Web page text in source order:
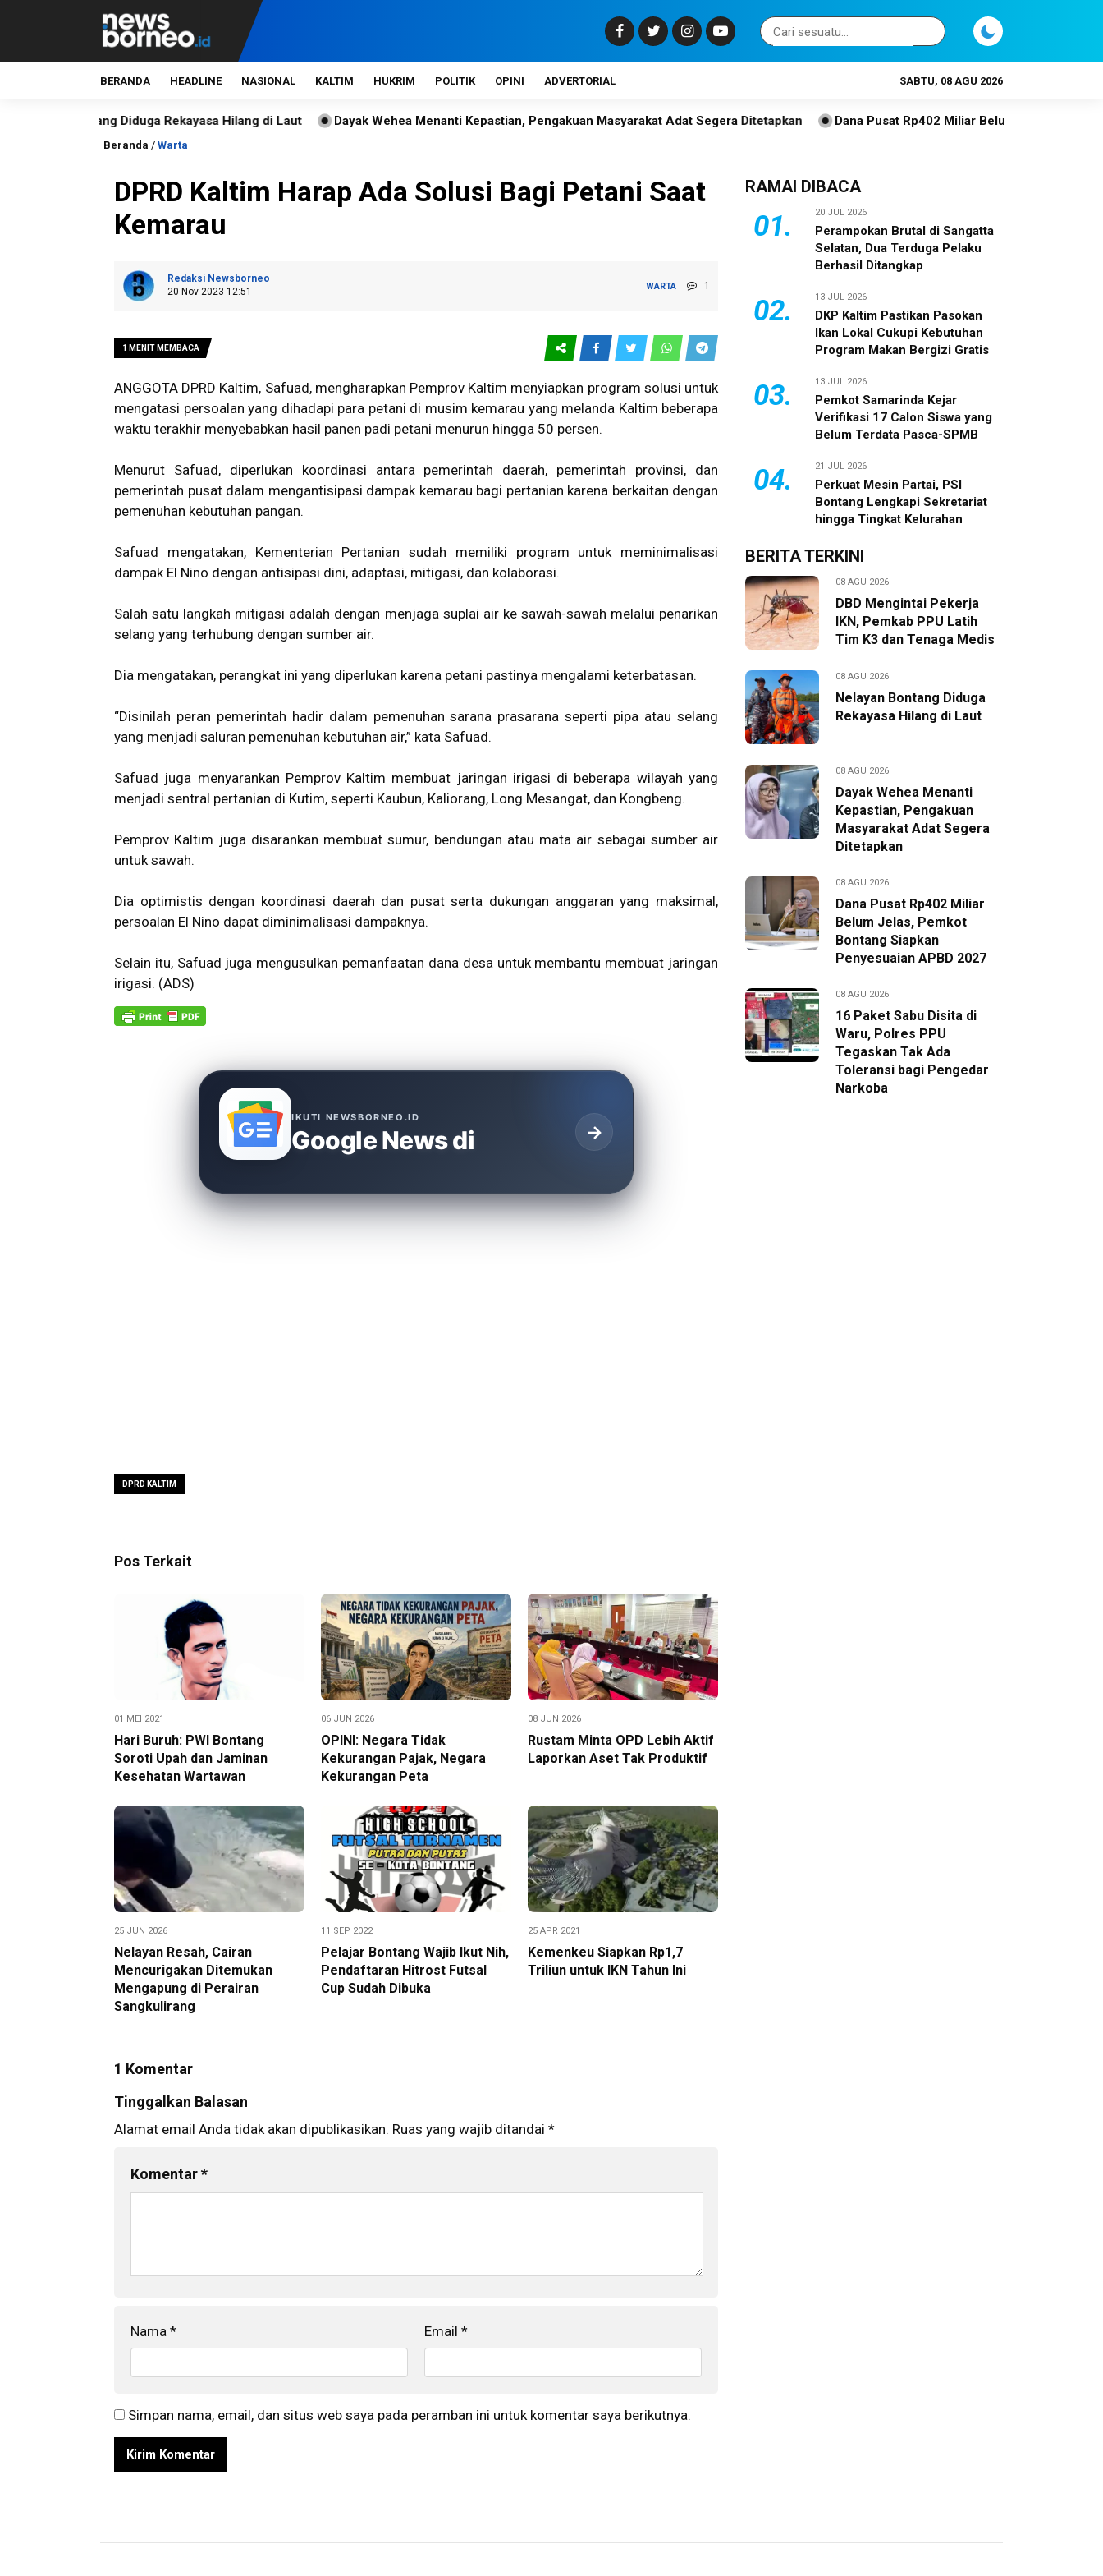
BERANDA HEADLINE NASIONAL KALTIM HUKRIM POLITIK OPINI ADVERTORIAL SABTU, 08 AGU 2026
Diduga Rekayasa Hilang di Laut Dayak Wehea Menanti Kepastian, Pengakuan Masyarakat Adat Segera Ditetapkan Dana Pusat Rp402 Miliar Belum Jelas, Pemkot Bontang
Beranda / Warta
DPRD Kaltim Harap Ada Solusi Bagi Petani Saat
Kemarau
Redaksi Newsborneo
20 Nov 2023 12:51
WARTA 1
1 MENIT MEMBACA
ANGGOTA DPRD Kaltim, Safuad, mengharapkan Pemprov Kaltim menyiapkan program solusi untuk
mengatasi persoalan yang dihadapi para petani di musim kemarau yang melanda Kaltim beberapa
waktu terakhir menyebabkan hasil panen padi petani menurun hingga 50 persen.
Menurut Safuad, diperlukan koordinasi antara pemerintah daerah, pemerintah provinsi, dan
pemerintah pusat dalam mengantisipasi dampak kemarau bagi pertanian karena berkaitan dengan
pemenuhan kebutuhan pangan.
Safuad mengatakan, Kementerian Pertanian sudah memiliki program untuk meminimalisasi
dampak El Nino dengan antisipasi dini, adaptasi, mitigasi, dan kolaborasi.
Salah satu langkah mitigasi adalah dengan menjaga suplai air ke sawah-sawah melalui penarikan
selang yang terhubung dengan sumber air.
Dia mengatakan, perangkat ini yang diperlukan karena petani pastinya mengalami keterbatasan.
“Disinilah peran pemerintah hadir dalam pemenuhan sarana prasarana seperti pipa atau selang
yang menjadi saluran pemenuhan kebutuhan air,” kata Safuad.
Safuad juga menyarankan Pemprov Kaltim membuat jaringan irigasi di beberapa wilayah yang
menjadi sentral pertanian di Kutim, seperti Kaubun, Kaliorang, Long Mesangat, dan Kongbeng.
Pemprov Kaltim juga disarankan membuat sumur, bendungan atau mata air sebagai sumber air
untuk sawah.
Dia optimistis dengan koordinasi daerah dan pusat serta dukungan anggaran yang maksimal,
persoalan El Nino dapat diminimalisasi dampaknya.
Selain itu, Safuad juga mengusulkan pemanfaatan dana desa untuk membantu membuat jaringan
irigasi. (ADS)
IKUTI NEWSBORNEO.ID
Google News di →
DPRD KALTIM
Pos Terkait
01 MEI 2021
Hari Buruh: PWI Bontang
Soroti Upah dan Jaminan
Kesehatan Wartawan
06 JUN 2026
OPINI: Negara Tidak
Kekurangan Pajak, Negara
Kekurangan Peta
08 JUN 2026
Rustam Minta OPD Lebih Aktif
Laporkan Aset Tak Produktif
25 JUN 2026
Nelayan Resah, Cairan
Mencurigakan Ditemukan
Mengapung di Perairan
Sangkulirang
11 SEP 2022
Pelajar Bontang Wajib Ikut Nih,
Pendaftaran Hitrost Futsal
Cup Sudah Dibuka
25 APR 2021
Kemenkeu Siapkan Rp1,7
Triliun untuk IKN Tahun Ini
1 Komentar
Tinggalkan Balasan
Alamat email Anda tidak akan dipublikasikan. Ruas yang wajib ditandai *
Komentar*
Nama * Email *
Simpan nama, email, dan situs web saya pada peramban ini untuk komentar saya berikutnya.
RAMAI DIBACA
01. 20 JUL 2026
Perampokan Brutal di Sangatta
Selatan, Dua Terduga Pelaku
Berhasil Ditangkap
02. 13 JUL 2026
DKP Kaltim Pastikan Pasokan
Ikan Lokal Cukupi Kebutuhan
Program Makan Bergizi Gratis
03. 13 JUL 2026
Pemkot Samarinda Kejar
Verifikasi 17 Calon Siswa yang
Belum Terdata Pasca-SPMB
04. 21 JUL 2026
Perkuat Mesin Partai, PSI
Bontang Lengkapi Sekretariat
hingga Tingkat Kelurahan
BERITA TERKINI
08 AGU 2026
DBD Mengintai Pekerja
IKN, Pemkab PPU Latih
Tim K3 dan Tenaga Medis
08 AGU 2026
Nelayan Bontang Diduga
Rekayasa Hilang di Laut
08 AGU 2026
Dayak Wehea Menanti
Kepastian, Pengakuan
Masyarakat Adat Segera
Ditetapkan
08 AGU 2026
Dana Pusat Rp402 Miliar
Belum Jelas, Pemkot
Bontang Siapkan
Penyesuaian APBD 2027
08 AGU 2026
16 Paket Sabu Disita di
Waru, Polres PPU
Tegaskan Tak Ada
Toleransi bagi Pengedar
Narkoba